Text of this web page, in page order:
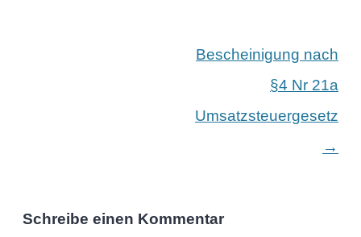
Bescheinigung nach
§4 Nr 21a
Umsatzsteuergesetz
→
Schreibe einen Kommentar